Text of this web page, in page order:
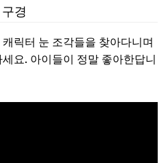
경
릭터 눈 조각들을 찾아다니며
요. 아이들이 정말 좋아한답니